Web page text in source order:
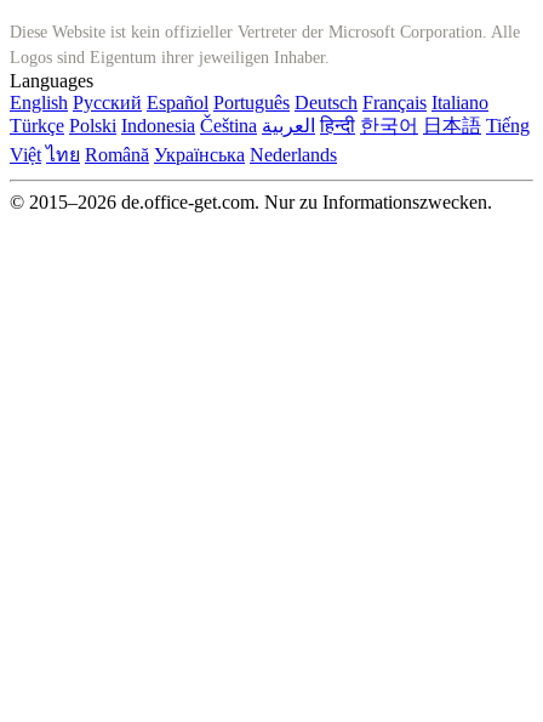
Diese Website ist kein offizieller Vertreter der Microsoft Corporation. Alle
Logos sind Eigentum ihrer jeweiligen Inhaber.
Languages
English Русский Español Português Deutsch Français Italiano
Türkçe Polski Indonesia Čeština العربية हिन्दी 한국어 日本語 Tiếng
Việt ไทย Română Українська Nederlands
© 2015–2026 de.office-get.com. Nur zu Informationszwecken.